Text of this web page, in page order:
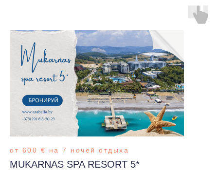
от 600 € на 7 ночей отдыха
MUKARNAS SPA RESORT 5*